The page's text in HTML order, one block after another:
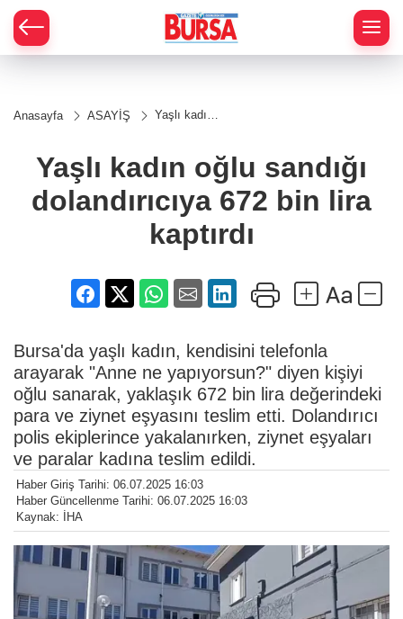
Anasayfa ASAYİŞ
Yaşlı kadın
672 bin lira
kaptırdı
Yaşlı kadın oğlu sandığı
dolandırıcıya 672 bin lira
kaptırdı
Bursa'da yaşlı kadın, kendisini telefonla
arayarak "Anne ne yapıyorsun?" diyen kişiyi
oğlu sanarak, yaklaşık 672 bin lira değerindeki
para ve ziynet eşyasını teslim etti. Dolandırıcı
polis ekiplerince yakalanırken, ziynet eşyaları
ve paralar kadına teslim edildi.
Haber Giriş Tarihi: 06.07.2025 16:03
Haber Güncellenme Tarihi: 06.07.2025 16:03
Kaynak: İHA